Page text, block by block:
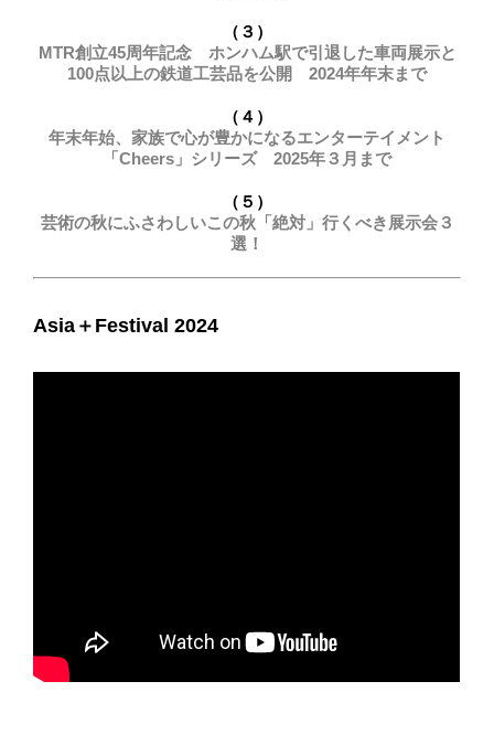
（３）
MTR創立45周年記念 ホンハム駅で引退した車両展示と
100点以上の鉄道工芸品を公開 2024年年末まで
（４）
年末年始、家族で心が豊かになるエンターテイメント
「Cheers」シリーズ 2025年３月まで
（５）
芸術の秋にふさわしいこの秋「絶対」行くべき展示会３
選！
Asia＋Festival 2024